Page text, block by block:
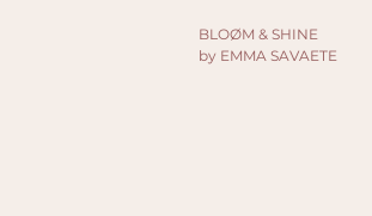
​BLOØM & SHINE
by EMMA SAVAETE